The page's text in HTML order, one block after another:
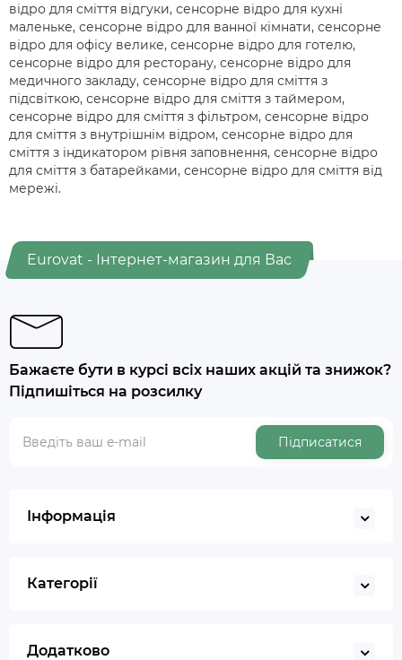
відро для сміття відгуки, сенсорне відро для кухні
маленьке, сенсорне відро для ванної кімнати, сенсорне
відро для офісу велике, сенсорне відро для готелю,
сенсорне відро для ресторану, сенсорне відро для
медичного закладу, сенсорне відро для сміття з
підсвіткою, сенсорне відро для сміття з таймером,
сенсорне відро для сміття з фільтром, сенсорне відро
для сміття з внутрішнім відром, сенсорне відро для
сміття з індикатором рівня заповнення, сенсорне відро
для сміття з батарейками, сенсорне відро для сміття від
мережі.
Eurovat - Інтернет-магазин для Вас
Бажаєте бути в курсі всіх наших акцій та знижок?
Підпишіться на розсилку
Підписатися
Інформація
Категорії
Додатково